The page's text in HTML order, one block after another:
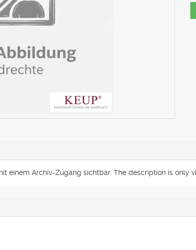
einem Archiv-Zugang sichtbar. The description is only